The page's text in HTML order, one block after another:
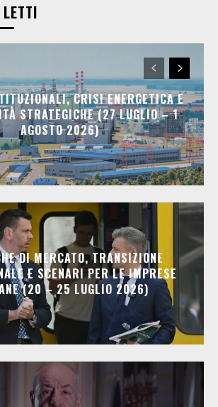
CRISI ENERGETICA E
STRATEGICHE (27 LUGLIO – 1
AGOSTO 2026)
DI MERCATO, TRANSIZIONE
E SCENARI PER LE IMPRESE
(20 – 25 LUGLIO 2026)